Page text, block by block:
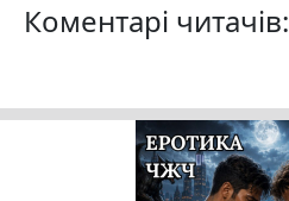
Коментарі читачів: